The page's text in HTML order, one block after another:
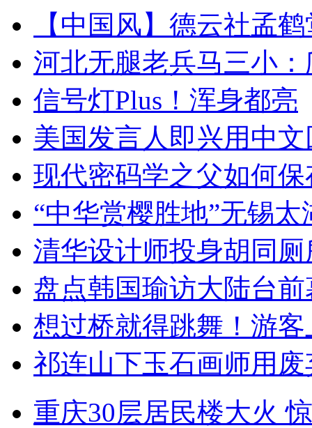
【中国风】德云社孟
河北无腿老兵马三小
信号灯Plus！浑身都亮
美国发言人即兴用中
现代密码学之父如何
“中华赏樱胜地”无锡
清华设计师投身胡同
盘点韩国瑜访大陆台
想过桥就得跳舞！游客
祁连山下玉石画师用
重庆30层居民楼大火